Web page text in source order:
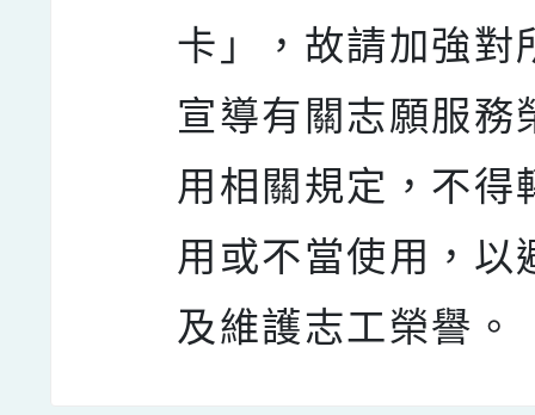
卡」，故請加強對
宣導有關志願服務
用相關規定，不得
用或不當使用，以
及維護志工榮譽。